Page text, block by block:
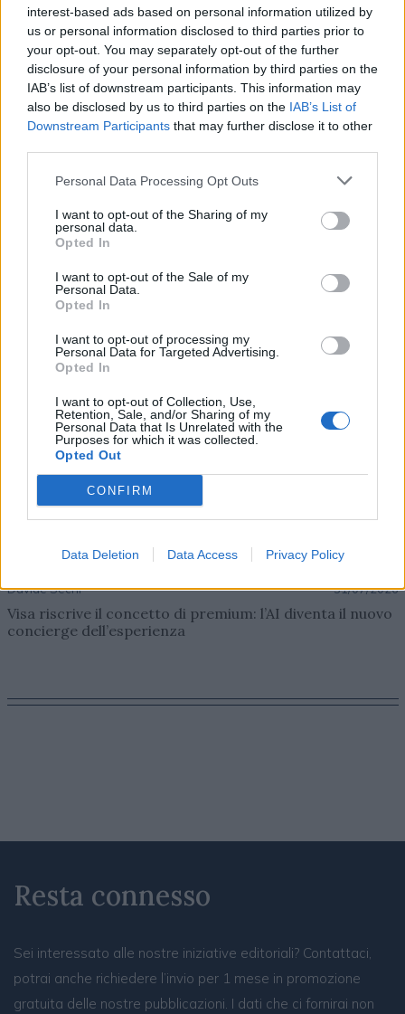
interest-based ads based on personal information utilized by
us or personal information disclosed to third parties prior to
your opt-out. You may separately opt-out of the further
disclosure of your personal information by third parties on the
IAB’s list of downstream participants. This information may
also be disclosed by us to third parties on the IAB’s List of
Downstream Participants that may further disclose it to other
Personal Data Processing Opt Outs
I want to opt-out of the Sharing of my
personal data.
Opted In
I want to opt-out of the Sale of my
Personal Data.
Opted In
I want to opt-out of processing my
Personal Data for Targeted Advertising.
Opted In
I want to opt-out of Collection, Use,
Retention, Sale, and/or Sharing of my
Personal Data that Is Unrelated with the
Purposes for which it was collected.
Opted Out
CONFIRM
Data Deletion Data Access Privacy Policy
Davide Sechi 31/07/2026
Dal lusso circolare all’intelligenza artificiale: come
Lenush Saf costruisce un ecosistema tra creatività,
impresa e musica
Davide Sechi 31/07/2026
Visa riscrive il concetto di premium: l’AI diventa il nuovo
concierge dell’esperienza
Resta connesso
Sei interessato alle nostre iniziative editoriali? Contattaci,
potrai anche richiedere l’invio per 1 mese in promozione
gratuita delle nostre pubblicazioni. I dati che ci fornirai non